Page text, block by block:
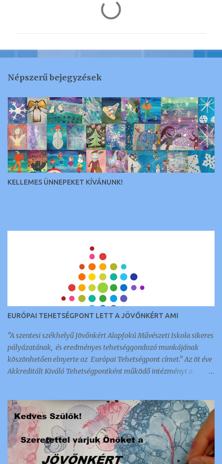
e
g
y
z
é
s
e
k
Népszerű bejegyzések
KELLEMES ÜNNEPEKET KÍVÁNUNK!
EURÓPAI TEHETSÉGPONT LETT A JÖVŐNKÉRT AMI
"A szentesi székhelyű Jövőnkért Alapfokú Művészeti Iskola sikeres
pályázatának, és eredményes tehetséggondozó munkájának
köszönhetően elnyerte az Európai Tehetségpont címet." Az öt éve
Akkreditált Kiváló Tehetségpontként működő intézményt a
rendelkezik a kontinensen. Az a tehetséggondozó szervezet lehet
Európai Tehetségpont: aki rendelkezik a tehetségek fejlesztésével
kapcsolatos stratégiával, és legalább egyéves gyakorlattal a terv
megvalósítása terén; kész megosztani az információkat a
tehetséggondozási gyakorlatairól és egyéb tehetséggel